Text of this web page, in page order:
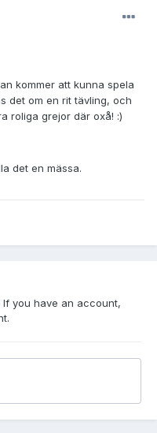
kommer att kunna spela
det om en rit tävling, och
roliga grejor där oxå! :)
det en mässa.
you have an account,